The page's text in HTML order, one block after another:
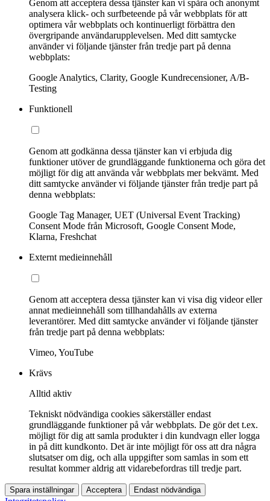
Genom att acceptera dessa tjänster kan vi spåra och anonymt
analysera klick- och surfbeteende på vår webbplats för att
optimera vår webbplats och kontinuerligt förbättra den
övergripande användarupplevelsen. Med ditt samtycke
använder vi följande tjänster från tredje part på denna
webbplats:
Google Analytics, Clarity, Google Kundrecensioner, A/B-
Testing
Funktionell
Genom att godkänna dessa tjänster kan vi erbjuda dig
funktioner utöver de grundläggande funktionerna och göra det
möjligt för dig att använda vår webbplats mer bekvämt. Med
ditt samtycke använder vi följande tjänster från tredje part på
denna webbplats:
Google Tag Manager, UET (Universal Event Tracking)
Consent Mode från Microsoft, Google Consent Mode,
Klarna, Freshchat
Externt medieinnehåll
Genom att acceptera dessa tjänster kan vi visa dig videor eller
annat medieinnehåll som tillhandahålls av externa
leverantörer. Med ditt samtycke använder vi följande tjänster
från tredje part på denna webbplats:
Vimeo, YouTube
Krävs
Alltid aktiv
Tekniskt nödvändiga cookies säkerställer endast
grundläggande funktioner på vår webbplats. De gör det t.ex.
möjligt för dig att samla produkter i din kundvagn eller logga
in på ditt kundkonto. Det är inte möjligt för oss att dra några
slutsatser om dig, och alla uppgifter som samlas in som ett
resultat kommer aldrig att vidarebefordras till tredje part.
Spara inställningar Acceptera Endast nödvändiga